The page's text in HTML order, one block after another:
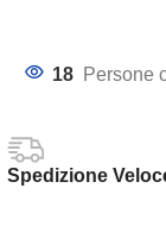
18 Persone
Spedizione